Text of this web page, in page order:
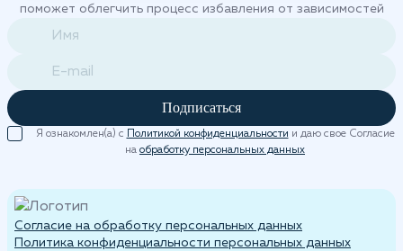
поможет облегчить процесс избавления от зависимостей
Подписаться
Я ознакомлен(а) с Политикой конфиденциальности и даю свое Согласие
на обработку персональных данных
Согласие на обработку персональных данных
Политика конфиденциальности персональных данных